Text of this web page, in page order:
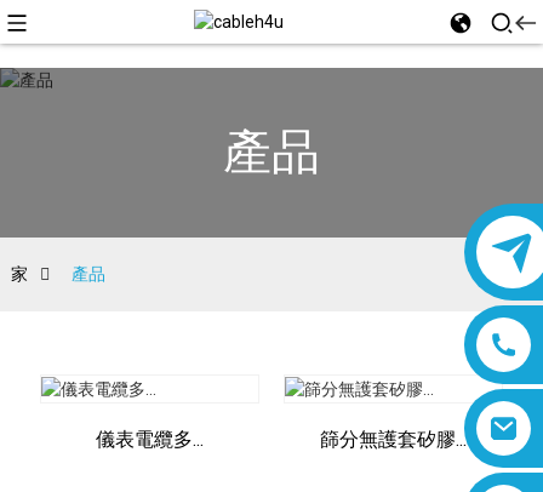
產品
家 產品
儀表電纜多... 篩分無護套矽膠...